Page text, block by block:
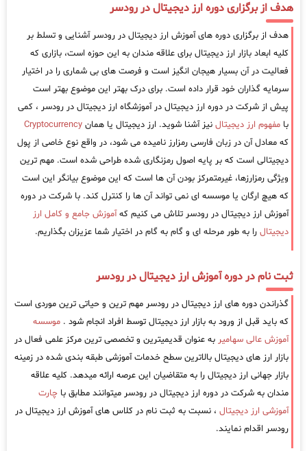
هدف از برگزاری دوره ارز دیجیتال در رودسر
هدف از برگزاری دوره های آموزش ارز دیجیتال در رودسر آشنایی و تسلط بر
کلیه ابعاد بازار ارز دیجیتال برای علاقه مندان به این حوزه است، بازاری که
فعالیت در آن بسیار هیجان انگیز است و فرصت های بی شماری را در اختیار
سرمایه گذاران خود قرار داده است. برای درک بهتر این موضوع بهتر است
پیش از شرکت در دوره ارز دیجیتال در آموزشگاه ارز دیجیتال در رودسر ، کمی
با مفهوم ارز دیجیتال نیز آشنا شوید. ارز دیجیتال یا همان Cryptocurrency
که معادل آن در زبان فارسی رمزارز نامیده می شود، در واقع نوع خاصی از پول
دیجیتالی است که بر پایه اصول رمزنگاری شده طراحی شده است. مهم ترین
ویژگی رمزارزها، غیرمتمرکز بودن آن ها است که این موضوع بیانگر این است
که هیچ ارگان یا موسسه ای نمی تواند آن ها را کنترل کند. با شرکت در دوره
آموزش ارز دیجیتال در رودسر تلاش می کنیم کهآموزش جامع و کامل ارز
دیجیتال را به طور مرحله ای و گام به گام در اختیار شما عزیزان بگذاریم.
ثبت نام در دوره آموزش ارز دیجیتال در رودسر
گذراندن دوره های ارز دیجیتال در رودسر مهم ترین و حیاتی ترین موردی است
که باید قبل از ورود به بازار ارز دیجیتال توسط افراد انجام شود . موسسه
آموزش عالی سهامیر به عنوان قدیمیترین و تخصصی ترین مرکز علمی فعال در
بازار ارز های دیجیتال بالاترین سطح خدمات آموزشی طبقه بندی شده در زمینه
بازار جهانی ارز دیجیتال را به متقاضیان این عرصه ارائه میدهد. کلیه علاقه
مندان به شرکت در دوره ارز دیجیتال در رودسر میتوانند مطابق با چارت
آموزشی ارز دیجیتال ، نسبت به ثبت نام در کلاس های آموزش ارز دیجیتال در
رودسر اقدام نمایند.